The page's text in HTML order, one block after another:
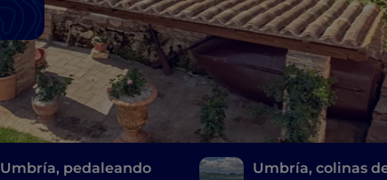
Umbría, pedaleando
Umbría, colinas